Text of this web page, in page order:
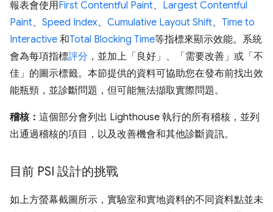
報表會使用First Contentful Paint、 Largest Contentful
Paint、 Speed Index、 Cumulative Layout Shift、 Time to
Interactive 和Total Blocking Time等指標來顯示效能。系統
會為每項指標評分 ，並加上「良好」、「需要改善」或「不
佳」的圖示標籤。本節提供的資料可協助您在發布前找出效
能瓶頸，並診斷問題，但可能無法擷取實際問題。
稽核： 這個部分會列出 Lighthouse 執行的所有稽核，並列
出通過稽核的項目，以及改善機會和其他診斷資訊。
目前 PSI 設計的挑戰
如上方螢幕截圖所示，實驗室和實地資料的不同資料點並未